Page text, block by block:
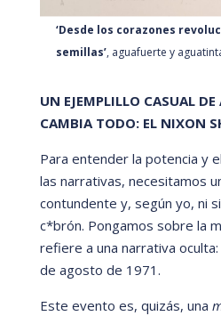
‘Desde los corazones
semillas’, aguafuerte y
UN EJEMPLILLO CASUAL
CAMBIA TODO: EL NIXON
Para entender la potencia y
las narrativas, necesitamos
contundente y, según yo, ni
c*brón. Pongamos sobre la
refiere a una narrativa oculta:
de agosto de 1971.
Este evento es, quizás, una